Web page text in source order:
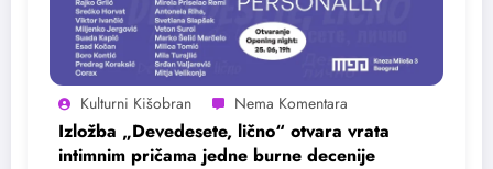
Kulturni Kišobran
Izložba „Devedesete, lično“ otvara vrata
intimnim pričama jedne burne decenije